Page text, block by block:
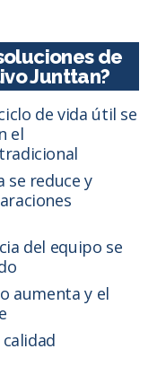
de
Junttan?
de vida útil se
el
se reduce y
del equipo se
aumenta y el